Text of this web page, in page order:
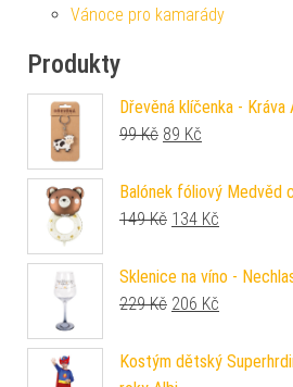
Vánoce pro kamarády
Produkty
Dřevěná klíčenka - Kráva
99Kč Původní cena byla:
89 Kč
Balónek fóliový Medvěd
149Kč Původní cena
134 Kč
Sklenice na víno -
229Kč Původní cena
206 Kč
Kostým dětský